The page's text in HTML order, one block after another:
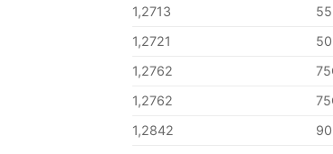
1,2713
1,2721
1,2762
1,2762
1,2842